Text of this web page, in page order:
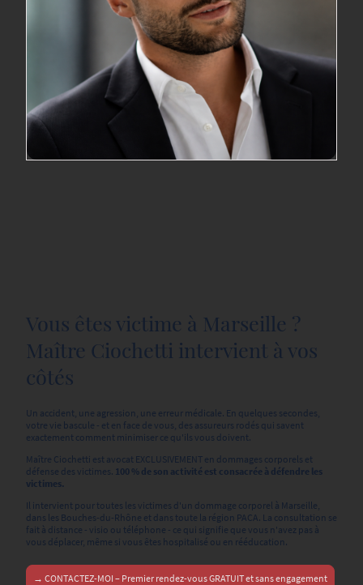
Vous êtes victime à Marseille ?
Maître Ciochetti intervient à vos
côtés
Un accident, une agression, une erreur médicale. En quelques secondes,
votre vie bascule - et en face de vous, des assureurs rodés qui savent
exactement comment minimiser ce qu'ils vous doivent.
Maître Ciochetti est avocat EXCLUSIVEMENT en dommages corporels et
défense des victimes. 100 % de son activité est consacrée à défendre les
victimes.
Il intervient pour toutes les victimes d'un dommage corporel à Marseille,
dans les Bouches-du-Rhône et dans toute la région PACA. La consultation se
fait à distance - visio ou téléphone - ce qui signifie que vous n'avez pas à
vous déplacer, même si vous êtes hospitalisé ou en rééducation.
→ CONTACTEZ-MOI – Premier rendez-vous GRATUIT et sans engagement